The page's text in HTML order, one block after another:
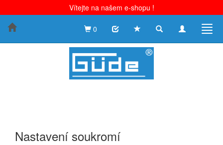
Vítejte na našem e-shopu !
Toggle
Toggle
0
Nastavení soukromí